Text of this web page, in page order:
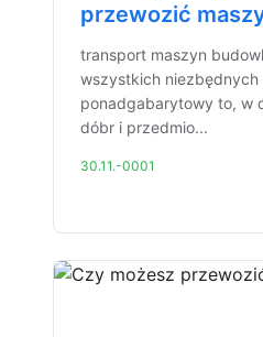
przewozić
transport maszyn
wszystkich niezbędnych
ponadgabarytowy to, w
dóbr i przedmio...
30.11.-0001